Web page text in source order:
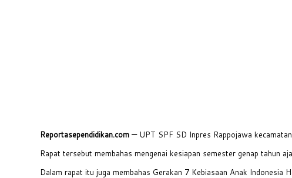
Reportasependidikan.com — UPT SPF SD Inpres Rappojawa
Rapat tersebut membahas mengenai kesiapan semester genap tahun
Dalam rapat itu juga membahas Gerakan 7 Kebiasaan Anak Indonesia